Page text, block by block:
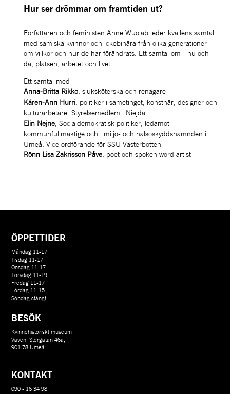
Hur ser drömmar om framtiden ut?
Författaren och feministen Anne Wuolab leder kvällens samtal
med samiska kvinnor och ickebinära från olika generationer
om villkor och hur de har förändrats. Ett samtal om - nu och
då, platsen, arbetet och livet.
Ett samtal med
Anna-Britta Rikko , sjuksköterska och renägare
Káren-Ann Hurri , politiker i sametinget, konstnär, designer och
kulturarbetare. Styrelsemedlem i Niejda
Elin Nejne , Socialdemokratisk politiker, ledamot i
kommunfullmäktige och i miljö- och hälsoskyddsnämnden i
Umeå. Vice ordförande för SSU Västerbotten
Rönn Lisa Zakrisson Påve , poet och spoken word artist
ÖPPETTIDER
Måndag 11-17
Tisdag 11-17
Onsdag 11-17
Torsdag 11-19
Fredag 11-17
Lördag 11-15
Söndag stängt
BESÖK
Kvinnohistoriskt museum
Väven, Storgatan 46a,
901 78 Umeå
KONTAKT
090 - 16 34 98